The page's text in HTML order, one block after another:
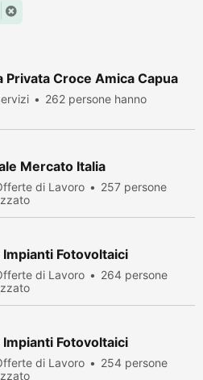
Privata Croce Amica Capua
262 persone hanno
Mercato Italia
di Lavoro
257 persone
Fotovoltaici
di Lavoro
264 persone
Fotovoltaici
di Lavoro
254 persone